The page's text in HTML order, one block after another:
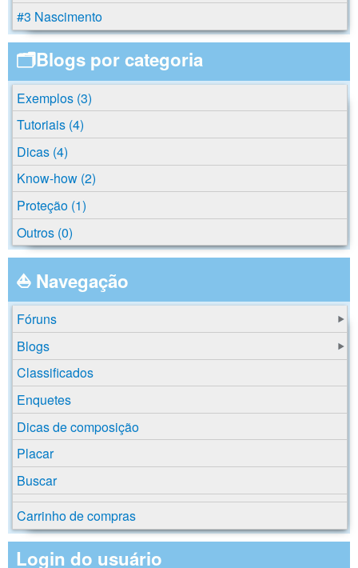
#3 Nascimento
🗂️Blogs por categoria
Exemplos (3)
Tutoriais (4)
Dicas (4)
Know-how (2)
Proteção (1)
Outros (0)
⛵ Navegação
Fóruns
Blogs
Classificados
Enquetes
Dicas de composição
Placar
Buscar
Carrinho de compras
Login do usuário